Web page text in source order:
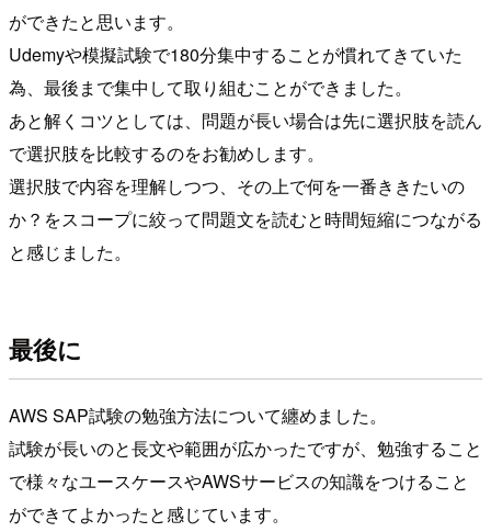
ができたと思います。
Udemyや模擬試験で180分集中することが慣れてきていた
為、最後まで集中して取り組むことができました。
あと解くコツとしては、問題が長い場合は先に選択肢を読ん
で選択肢を比較するのをお勧めします。
選択肢で内容を理解しつつ、その上で何を一番ききたいの
か？をスコープに絞って問題文を読むと時間短縮につながる
と感じました。
最後に
AWS SAP試験の勉強方法について纏めました。
試験が長いのと長文や範囲が広かったですが、勉強すること
で様々なユースケースやAWSサービスの知識をつけること
ができてよかったと感じています。